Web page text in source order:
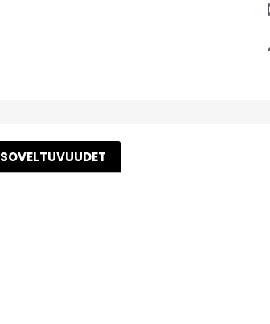
SOVELTUVUUDET